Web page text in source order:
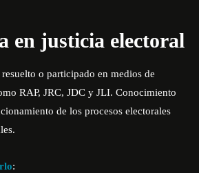
en justicia electoral
resuelto o participado en medios de
RAP, JRC, JDC y JLI. Conocimiento
de los procesos electorales
: